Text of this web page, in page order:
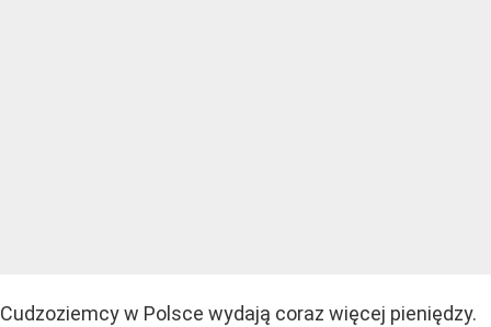
Cudzoziemcy w Polsce wydają coraz więcej pieniędzy.